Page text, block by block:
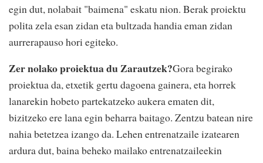
egin dut, nolabait "baimena" eskatu nion. Berak proiektu
polita zela esan zidan eta bultzada handia eman zidan
aurrerapauso hori egiteko.
Zer nolako proiektua du Zarautzek?Gora begirako
proiektua da, etxetik gertu dagoena gainera, eta horrek
lanarekin hobeto partekatzeko aukera ematen dit,
bizitzeko ere lana egin beharra baitago. Zentzu batean nire
nahia betetzea izango da. Lehen entrenatzaile izatearen
ardura dut, baina beheko mailako entrenatzaileekin